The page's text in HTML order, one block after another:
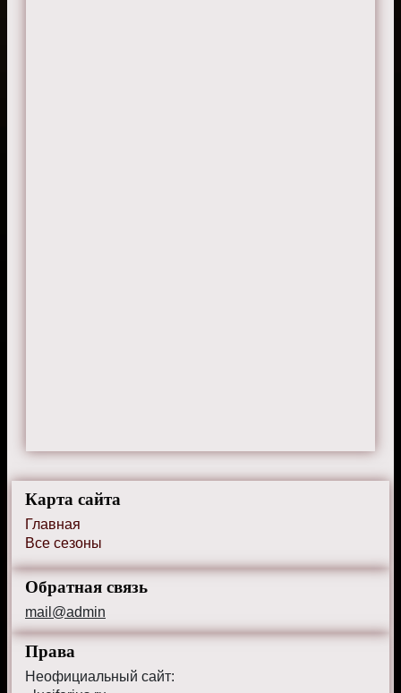
Карта сайта
Главная
Все сезоны
Обратная связь
mail@admin
Права
Неофициальный сайт: